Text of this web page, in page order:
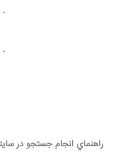
.
.
راهنماي انجام جستجو در